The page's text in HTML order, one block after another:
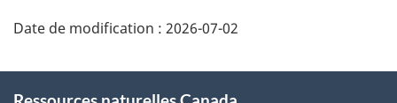
Date de modification : 2026-07-02